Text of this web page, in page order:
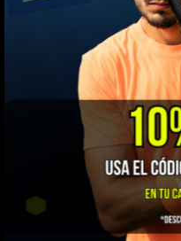
¡Bienvenidos a Padel Shop
de las mejores marcas a
escríbenos al whatsapp y te